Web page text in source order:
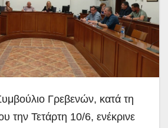
Γρεβενών, κατά τη
την Τετάρτη 10/6, ενέκρινε